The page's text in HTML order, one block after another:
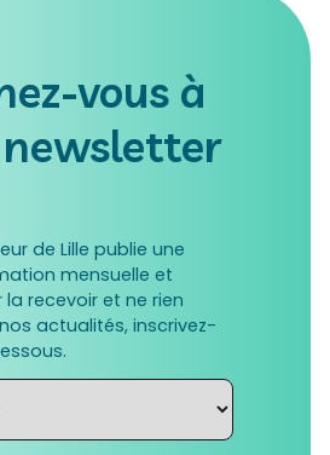
vous à
de Lille publie une
mensuelle et
la recevoir et ne rien
actualités, inscrivez-